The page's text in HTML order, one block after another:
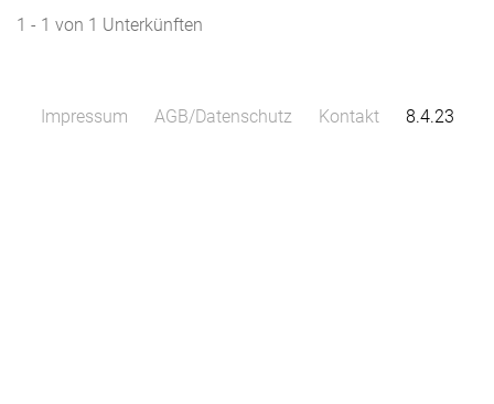
1 - 1 von 1 Unterkünften
Impressum AGB/Datenschutz Kontakt 8.4.23